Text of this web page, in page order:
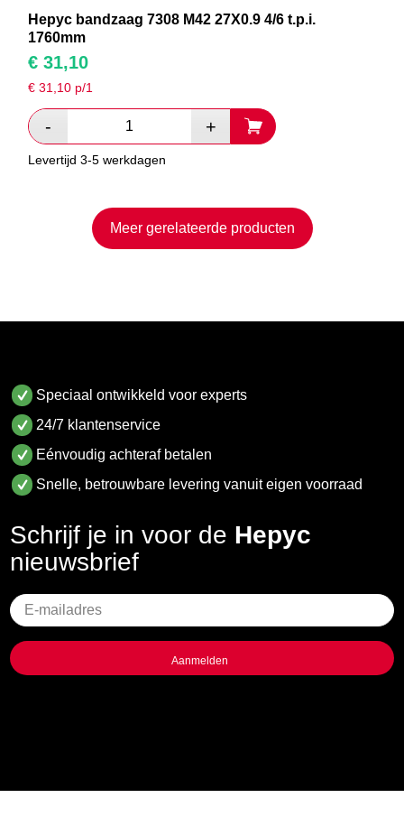
Hepyc bandzaag 7308 M42 27X0.9 4/6 t.p.i.
1760mm
€ 31,10
€31,10 p/1
Levertijd 3-5 werkdagen
Meer gerelateerde producten
Speciaal ontwikkeld voor experts
24/7 klantenservice
Eénvoudig achteraf betalen
Snelle, betrouwbare levering vanuit eigen voorraad
Schrijf je in voor de Hepyc
nieuwsbrief
Geen
titel